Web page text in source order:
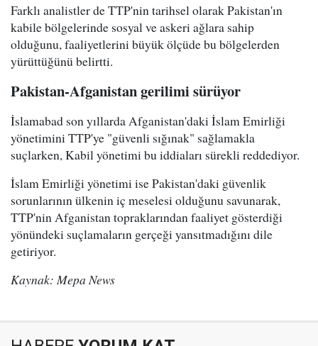
Farklı analistler de TTP'nin tarihsel olarak Pakistan'ın
kabile bölgelerinde sosyal ve askeri ağlara sahip
olduğunu, faaliyetlerini büyük ölçüde bu bölgelerden
yürüttüğünü belirtti.
Pakistan-Afganistan gerilimi sürüyor
İslamabad son yıllarda Afganistan'daki İslam Emirliği
yönetimini TTP'ye "güvenli sığınak" sağlamakla
suçlarken, Kabil yönetimi bu iddiaları sürekli reddediyor.
İslam Emirliği yönetimi ise Pakistan'daki güvenlik
sorunlarının ülkenin iç meselesi olduğunu savunarak,
TTP'nin Afganistan topraklarından faaliyet gösterdiği
yönündeki suçlamaların gerçeği yansıtmadığını dile
getiriyor.
Kaynak: Mepa News